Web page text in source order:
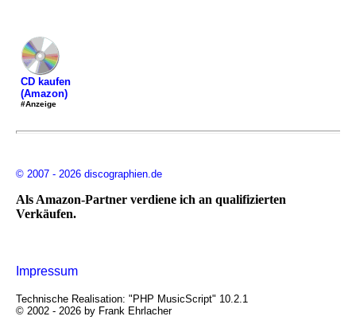
CD kaufen
(Amazon)
#Anzeige
© 2007 - 2026 discographien.de
Als Amazon-Partner verdiene ich an qualifizierten
Verkäufen.
Impressum
Technische Realisation: "PHP MusicScript" 10.2.1
© 2002 - 2026 by Frank Ehrlacher